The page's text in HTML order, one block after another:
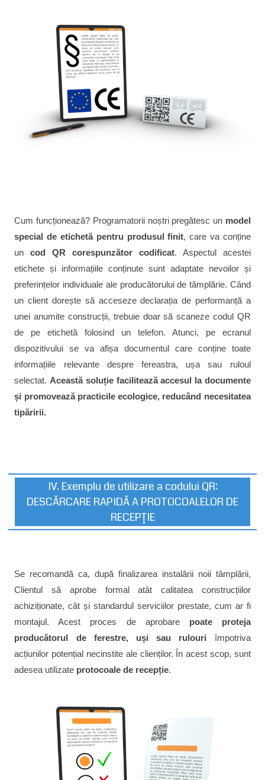
Cum funcționează? Programatorii noștri pregătesc un model
special de etichetă pentru produsul finit, care va conține
uncod QR corespunzător codificat. Aspectul acestei
etichete și informațiile conținute sunt adaptate nevoilor și
preferințelor individuale ale producătorului de tâmplărie. Când
un client dorește să acceseze declarația de performanță a
unei anumite construcții, trebuie doar să scaneze codul QR
de pe etichetă folosind un telefon. Atunci, pe ecranul
dispozitivului se va afișa documentul care conține toate
informațiile relevante despre fereastra, ușa sau ruloul
selectat. Această soluție facilitează accesul la documente
și promovează practicile ecologice, reducând necesitatea
tipăririi.
IV. Exemplu de utilizare a codului QR:
DESCĂRCARE RAPIDĂ A PROTOCOALELOR DE
RECEPȚIE
Se recomandă ca, după finalizarea instalării noii tâmplării,
Clientul să aprobe formal atât calitatea construcțiilor
achiziționate, cât și standardul serviciilor prestate, cum ar fi
montajul. Acest proces de aprobare poate proteja
producătorul de ferestre, uși sau rulouri împotriva
acțiunilor potențial necinstite ale clienților. În acest scop, sunt
adesea utilizate protocoale de recepție.